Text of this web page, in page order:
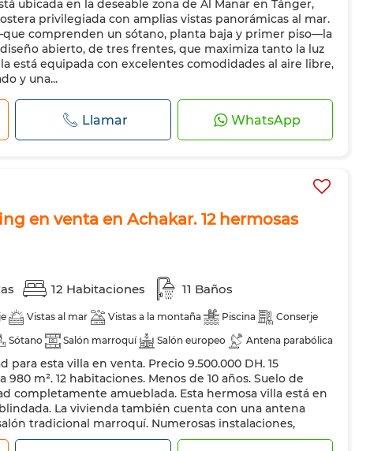
de seguridad Doble acristalamiento
Puerta blindada
ubicada en la deseable zona de Al Manar en Tánger,
privilegiada con amplias vistas panorámicas al mar.
comprenden un sótano, planta baja y primer piso—la
abierto, de tres frentes, que maximiza tanto la luz
está equipada con excelentes comodidades al aire libre,
y una...
Llamar WhatsApp
en venta en Achakar. 12 hermosas
12 Habitaciones 11 Baños
Vistas al mar Vistas a la montaña Piscina
Conserje
Sótano Salón marroquí Salón europeo
Antena parabólica
Calefacción
Sistema de seguridad
Puerta blindada Cocina equipada Refrigerador
Horno
esta villa en venta. Precio 9.500.000 DH. 15
980 m². 12 habitaciones. Menos de 10 años. Suelo de
completamente amueblada. Esta hermosa villa está en
La vivienda también cuenta con una antena
tradicional marroquí. Numerosas instalaciones,
una piscina. La residencia tambi...